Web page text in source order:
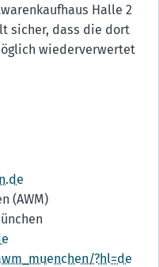
Halle 2
sicher, dass die dort
wiederverwertet
(AWM)
?hl=de